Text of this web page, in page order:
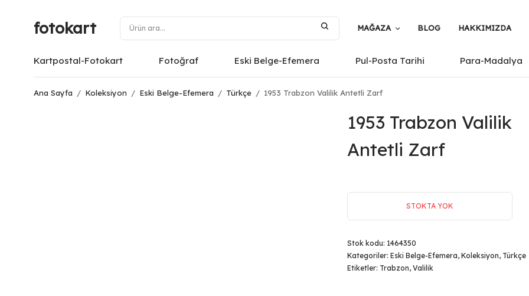
fotokart MAĞAZA BLOG HAKKIMIZDA
Kartpostal-Fotokart Fotoğraf Eski Belge-Efemera Pul-Posta Tarihi Para-Madalya
Ana Sayfa / Koleksiyon / Eski Belge-Efemera / Türkçe / 1953 Trabzon Valilik Antetli Zarf
1953 Trabzon Valilik
Antetli Zarf
STOKTA YOK
Stok kodu: 1464350
Kategoriler: Eski Belge-Efemera, Koleksiyon, Türkçe
Etiketler: Trabzon, Valilik